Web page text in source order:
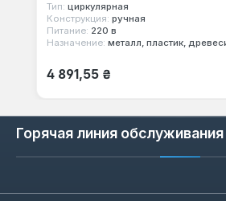
Тип: циркулярная
Конструкция: ручная
Питание: 220 в
Назначение: металл, пластик,
Обычная цена:
4 891,55 ₴
Горячая линия обслуживания